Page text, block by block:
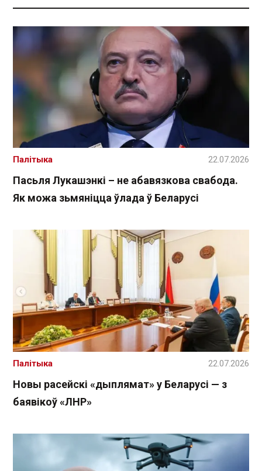
Пасьля Лукашэнкі – не абавязкова свабода.
Як можа зьмяніцца ўлада ў Беларусі
Палітыка 22.07.2026
Новы расейскі «дыплямат» у Беларусі — з
баявікоў «ЛНР»
Палітыка 22.07.2026